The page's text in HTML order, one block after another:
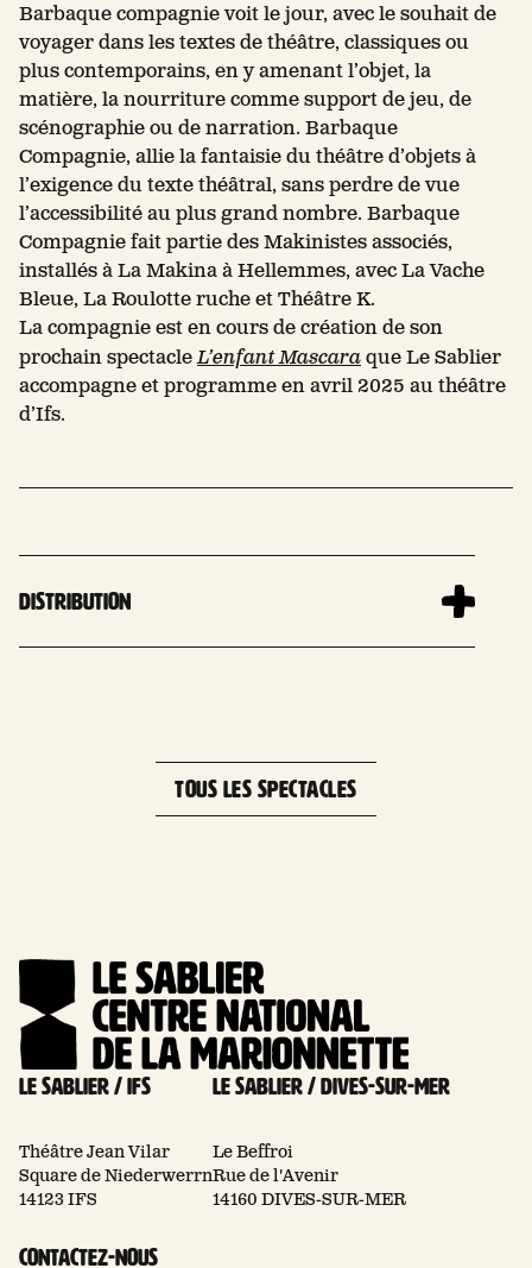
Barbaque compagnie voit le jour, avec le souhait de
voyager dans les textes de théâtre, classiques ou
plus contemporains, en y amenant l’objet, la
matière, la nourriture comme support de jeu, de
scénographie ou de narration. Barbaque
Compagnie, allie la fantaisie du théâtre d’objets à
l’exigence du texte théâtral, sans perdre de vue
l’accessibilité au plus grand nombre. Barbaque
Compagnie fait partie des Makinistes associés,
installés à La Makina à Hellemmes, avec La Vache
Bleue, La Roulotte ruche et Théâtre K.
La compagnie est en cours de création de son
prochain spectacleL’enfant Mascara que Le Sablier
accompagne et programme en avril 2025 au théâtre
d’Ifs.
Distribution
TOUS LES SPECTACLES
Le Sablier / Ifs
Théâtre Jean Vilar
Square de Niederwerrn
14123 IFS
Le Sablier / Dives-sur-mer
Le Beffroi
Rue de l'Avenir
14160 DIVES-SUR-MER
Contactez-nous